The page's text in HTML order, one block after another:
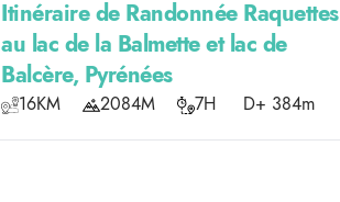
Itinéraire de Randonnée Raquettes
au lac de la Balmette et lac de
Balcère, Pyrénées
16KM 2084M 7H D+ 384m